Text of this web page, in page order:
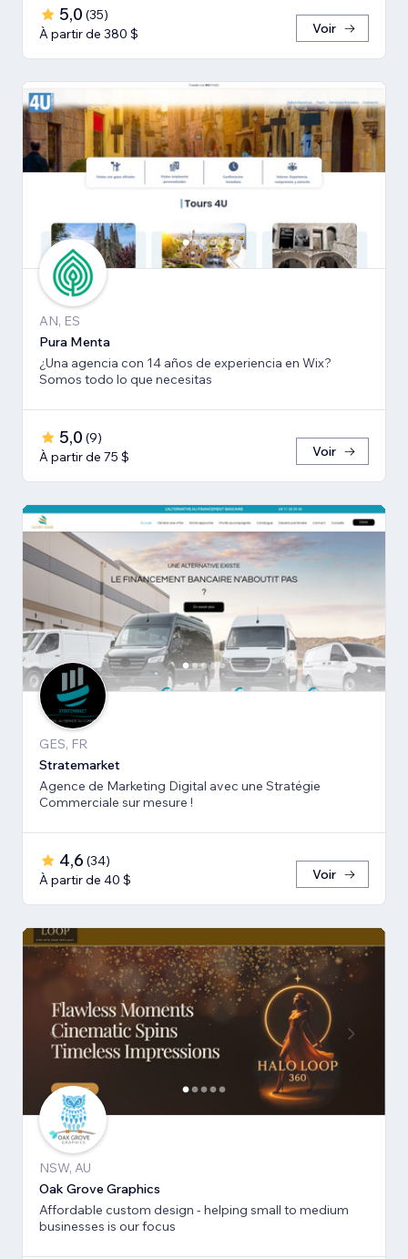
5,0 (35)
À partir de 380 $
Voir
AN, ES
Pura Menta
¿Una agencia con 14 años de experiencia en Wix?
Somos todo lo que necesitas
5,0 (9)
À partir de 75 $
Voir
GES, FR
Stratemarket
Agence de Marketing Digital avec une Stratégie
Commerciale sur mesure !
4,6 (34)
À partir de 40 $
Voir
NSW, AU
Oak Grove Graphics
Affordable custom design - helping small to medium
businesses is our focus